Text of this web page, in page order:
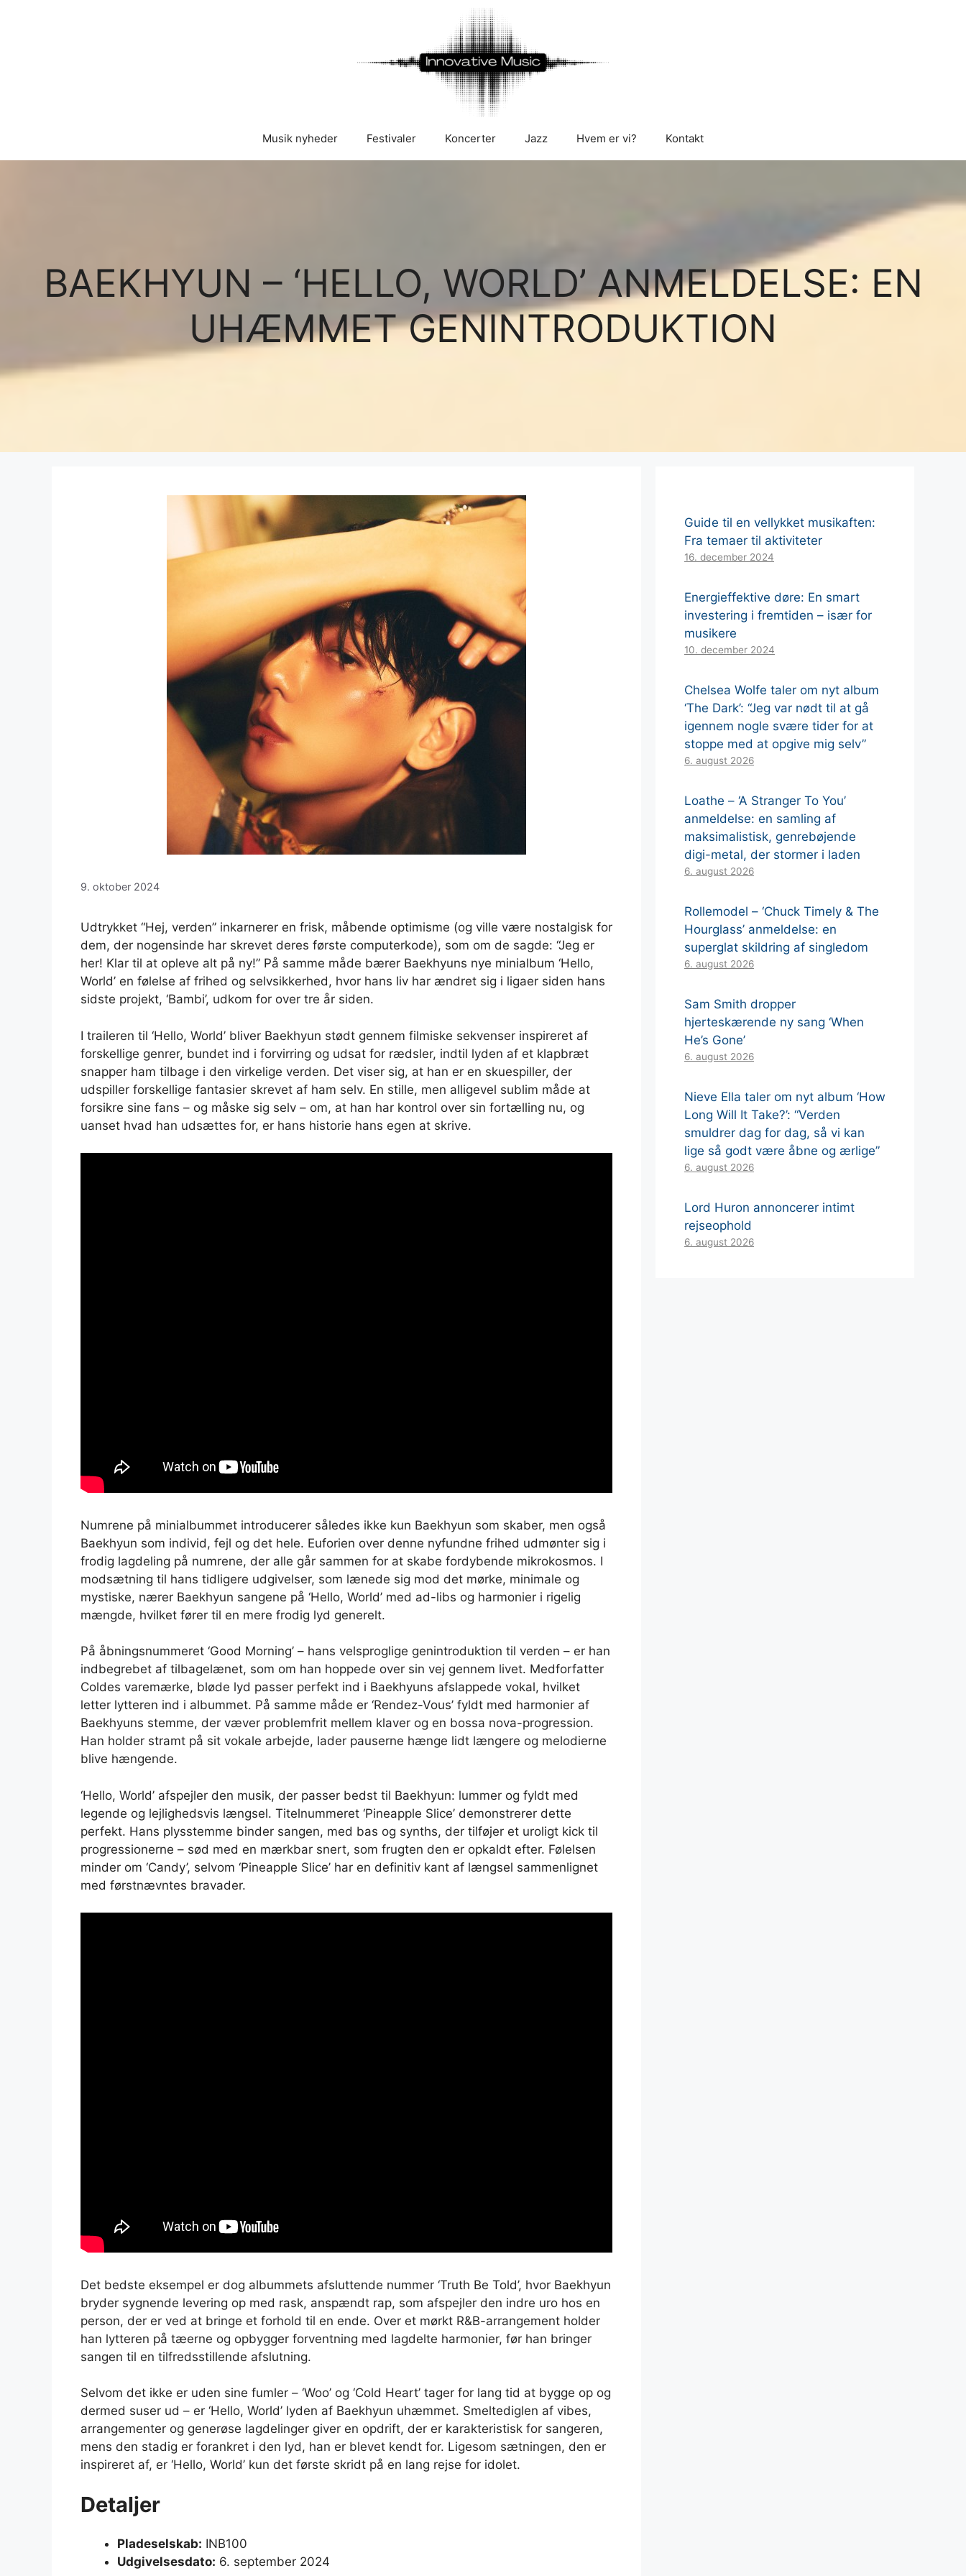
Musik nyheder Festivaler Koncerter Jazz Hvem er vi? Kontakt
BAEKHYUN – ‘HELLO, WORLD’ ANMELDELSE: EN
UHÆMMET GENINTRODUKTION
9. oktober 2024
Udtrykket “Hej, verden” inkarnerer en frisk, måbende optimisme (og ville være nostalgisk for
dem, der nogensinde har skrevet deres første computerkode), som om de sagde: “Jeg er
her! Klar til at opleve alt på ny!” På samme måde bærer Baekhyuns nye minialbum ‘Hello,
World’ en følelse af frihed og selvsikkerhed, hvor hans liv har ændret sig i ligaer siden hans
sidste projekt, ‘Bambi’, udkom for over tre år siden.
I traileren til ‘Hello, World’ bliver Baekhyun stødt gennem filmiske sekvenser inspireret af
forskellige genrer, bundet ind i forvirring og udsat for rædsler, indtil lyden af ​​et klapbræt
snapper ham tilbage i den virkelige verden. Det viser sig, at han er en skuespiller, der
udspiller forskellige fantasier skrevet af ham selv. En stille, men alligevel sublim måde at
forsikre sine fans – og måske sig selv – om, at han har kontrol over sin fortælling nu, og
uanset hvad han udsættes for, er hans historie hans egen at skrive.
Numrene på minialbummet introducerer således ikke kun Baekhyun som skaber, men også
Baekhyun som individ, fejl og det hele. Euforien over denne nyfundne frihed udmønter sig i
frodig lagdeling på numrene, der alle går sammen for at skabe fordybende mikrokosmos. I
modsætning til hans tidligere udgivelser, som lænede sig mod det mørke, minimale og
mystiske, nærer Baekhyun sangene på ‘Hello, World’ med ad-libs og harmonier i rigelig
mængde, hvilket fører til en mere frodig lyd generelt.
På åbningsnummeret ‘Good Morning’ – hans velsproglige genintroduktion til verden – er han
indbegrebet af tilbagelænet, som om han hoppede over sin vej gennem livet. Medforfatter
Coldes varemærke, bløde lyd passer perfekt ind i Baekhyuns afslappede vokal, hvilket
letter lytteren ind i albummet. På samme måde er ‘Rendez-Vous’ fyldt med harmonier af
Baekhyuns stemme, der væver problemfrit mellem klaver og en bossa nova-progression.
Han holder stramt på sit vokale arbejde, lader pauserne hænge lidt længere og melodierne
blive hængende.
‘Hello, World’ afspejler den musik, der passer bedst til Baekhyun: lummer og fyldt med
legende og lejlighedsvis længsel. Titelnummeret ‘Pineapple Slice’ demonstrerer dette
perfekt. Hans plysstemme binder sangen, med bas og synths, der tilføjer et uroligt kick til
progressionerne – sød med en mærkbar snert, som frugten den er opkaldt efter. Følelsen
minder om ‘Candy’, selvom ‘Pineapple Slice’ har en definitiv kant af længsel sammenlignet
med førstnævntes bravader.
Det bedste eksempel er dog albummets afsluttende nummer ‘Truth Be Told’, hvor Baekhyun
bryder sygnende levering op med rask, anspændt rap, som afspejler den indre uro hos en
person, der er ved at bringe et forhold til en ende. Over et mørkt R&B-arrangement holder
han lytteren på tæerne og opbygger forventning med lagdelte harmonier, før han bringer
sangen til en tilfredsstillende afslutning.
Selvom det ikke er uden sine fumler – ‘Woo’ og ‘Cold Heart’ tager for lang tid at bygge op og
dermed suser ud – er ‘Hello, World’ lyden af ​​Baekhyun uhæmmet. Smeltediglen af ​​vibes,
arrangementer og generøse lagdelinger giver en opdrift, der er karakteristisk for sangeren,
mens den stadig er forankret i den lyd, han er blevet kendt for. Ligesom sætningen, den er
inspireret af, er ‘Hello, World’ kun det første skridt på en lang rejse for idolet.
Detaljer
Pladeselskab: INB100
Udgivelsesdato: 6. september 2024
Guide til en vellykket musikaften:
Fra temaer til aktiviteter
16. december 2024
Energieffektive døre: En smart
investering i fremtiden – især for
musikere
10. december 2024
Chelsea Wolfe taler om nyt album
‘The Dark’: “Jeg var nødt til at gå
igennem nogle svære tider for at
stoppe med at opgive mig selv”
6. august 2026
Loathe – ‘A Stranger To You’
anmeldelse: en samling af
maksimalistisk, genrebøjende
digi-metal, der stormer i laden
6. august 2026
Rollemodel – ‘Chuck Timely & The
Hourglass’ anmeldelse: en
superglat skildring af singledom
6. august 2026
Sam Smith dropper
hjerteskærende ny sang ‘When
He’s Gone’
6. august 2026
Nieve Ella taler om nyt album ‘How
Long Will It Take?’: “Verden
smuldrer dag for dag, så vi kan
lige så godt være åbne og ærlige”
6. august 2026
Lord Huron annoncerer intimt
rejseophold
6. august 2026